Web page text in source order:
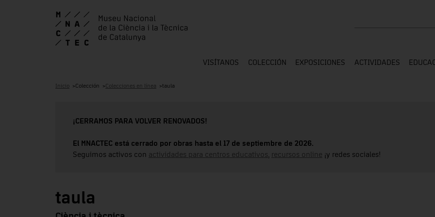
VISÍTANOS COLECCIÓN EXPOSICIONES ACTIVIDADES
Inicio Colección Colecciones en línea taula
¡CERRAMOS PARA VOLVER RENOVADOS!
El MNACTEC está cerrado por obras hasta el 17 de septiembre de 2026.
Seguimos activos con actividades para centros educativos recursos online ¡y redes sociales!
taula